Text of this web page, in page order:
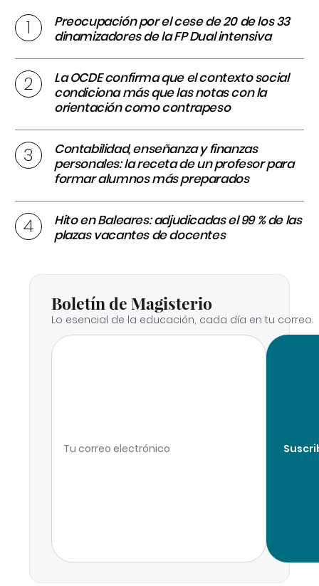
Preocupación por el cese de 20 de los 33
dinamizadores de la FP Dual intensiva
La OCDE confirma que el contexto social
condiciona más que las notas con la
orientación como contrapeso
Contabilidad, enseñanza y finanzas
personales: la receta de un profesor para
formar alumnos más preparados
Hito en Baleares: adjudicadas el 99 % de las
plazas vacantes de docentes
Boletín de Magisterio
Lo esencial de la educación, cada día en tu correo.